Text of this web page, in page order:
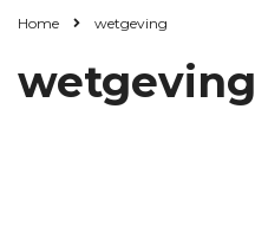
Home wetgeving
wetgeving